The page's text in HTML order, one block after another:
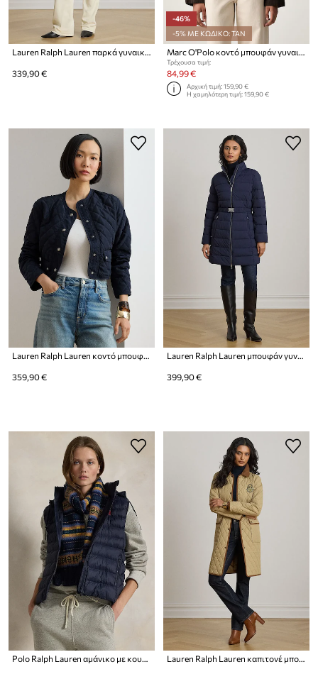
Lauren Ralph Lauren παρκά γυναικείο
339,90 €
-46%
-5% ΜΕ ΚΩΔΙΚΟ: TAN
Marc O'Polo κοντό μπουφάν γυναικείο με βαμβάκι
Τρέχουσα τιμή:
84,99 €
Αρχική τιμή:159,90 €
Η χαμηλότερη τιμή:159,90 €
Lauren Ralph Lauren κοντό μπουφάν γυναικείο
359,90 €
Lauren Ralph Lauren μπουφάν γυναικείο
399,90 €
Polo Ralph Lauren αμάνικο με κουκούλα γυναικείο Lauren Ralph Lauren καπιτονέ μπουφάν γυναικείο